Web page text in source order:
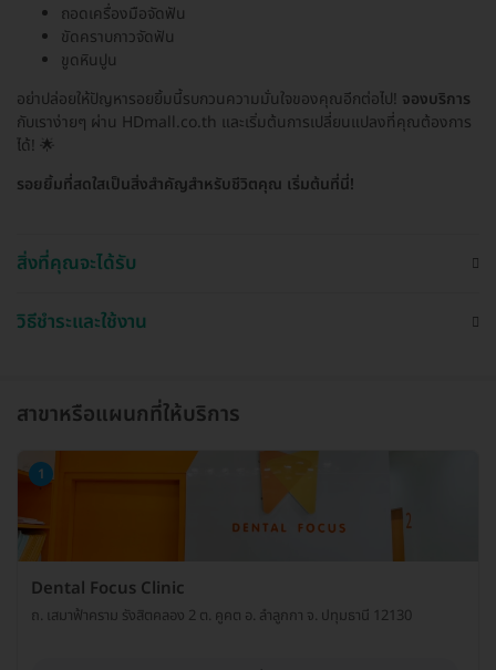
ถอดเครื่องมือจัดฟัน
ขัดคราบกาวจัดฟัน
ขูดหินปูน
อย่าปล่อยให้ปัญหารอยยิ้มนี้รบกวนความมั่นใจของคุณอีกต่อไป! จองบริการ
กับเราง่ายๆ ผ่าน HDmall.co.th และเริ่มต้นการเปลี่ยนแปลงที่คุณต้องการ
ได้! 🌟
รอยยิ้มที่สดใสเป็นสิ่งสำคัญสำหรับชีวิตคุณ เริ่มต้นที่นี่!
สิ่งที่คุณจะได้รับ
วิธีชำระและใช้งาน
สาขาหรือแผนกที่ให้บริการ
1
Dental Focus Clinic
ถ. เสมาฟ้าคราม รังสิตคลอง 2 ต. คูคต อ. ลำลูกกา จ. ปทุมธานี 12130